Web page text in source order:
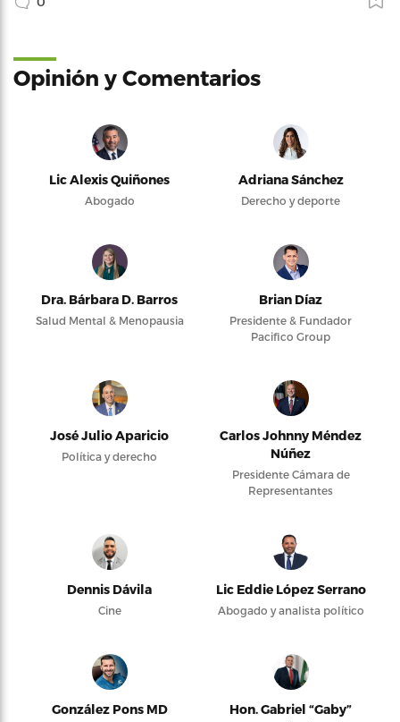
Opinión y Comentarios
Lic Alexis Quiñones
Abogado
Adriana Sánchez
Derecho y deporte
Dra. Bárbara D. Barros
Salud Mental & Menopausia
Brian Díaz
Presidente & Fundador
Pacifico Group
José Julio Aparicio
Política y derecho
Carlos Johnny Méndez
Núñez
Presidente Cámara de
Representantes
Dennis Dávila
Cine
Lic Eddie López Serrano
Abogado y analista político
González Pons MD
Hon. Gabriel “Gaby”